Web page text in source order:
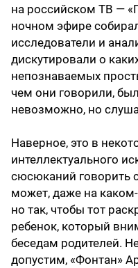
на российском ТВ —
ночном эфире
исследователи и
дискутировали о
непознаваемых
чем они говорили,
невозможно, но
Наверное, это в
интеллектуального
сюсюканий говорить
может, даже на
но так, чтобы тот
ребенок, который
беседам родителей.
допустим, «Фонтан»